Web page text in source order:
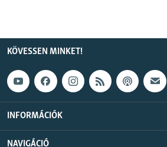
KÖVESSEN MINKET!
INFORMÁCIÓK
NAVIGÁCIÓ